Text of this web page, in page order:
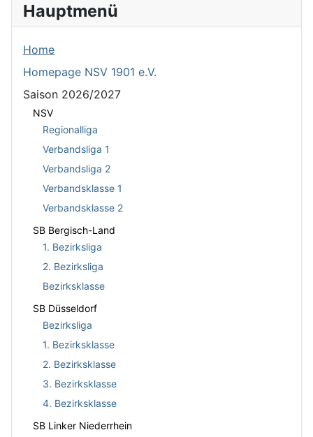
Hauptmenü
Home
Homepage NSV 1901 e.V.
Saison 2026/2027
NSV
Regionalliga
Verbandsliga 1
Verbandsliga 2
Verbandsklasse 1
Verbandsklasse 2
SB Bergisch-Land
1. Bezirksliga
2. Bezirksliga
Bezirksklasse
SB Düsseldorf
Bezirksliga
1. Bezirksklasse
2. Bezirksklasse
3. Bezirksklasse
4. Bezirksklasse
SB Linker Niederrhein